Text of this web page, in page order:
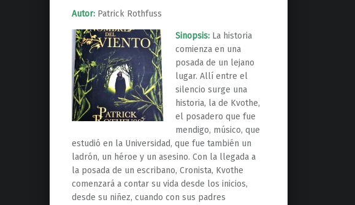
Autor: Patrick Rothfuss
Sinopsis: La historia
comienza en una
posada de un lejano
lugar. Allí entre el
silencio surge una
historia, la de Kvothe,
el posadero que fue
mendigo, músico, que
estudió en la Universidad, que fue también un
ladrón, un héroe y un asesino. Con la llegada a
la posada de un escribano, Cronista, Kvothe
comenzará a contar su vida desde los inicios,
desde su niñez, cuando con sus padres